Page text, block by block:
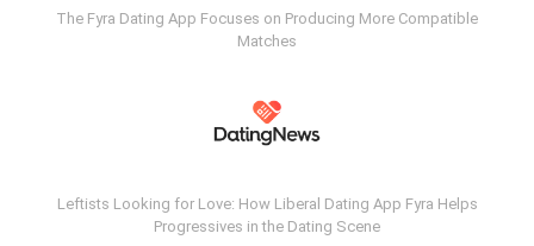
The Fyra Dating App Focuses on Producing More Compatible
Matches
Leftists Looking for Love: How Liberal Dating App Fyra Helps
Progressives in the Dating Scene